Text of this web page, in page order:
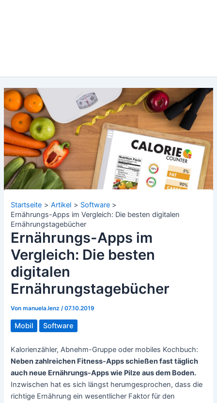
Startseite Artikel
Software
Ernährungs-Apps im Vergleich: Die besten digitalen
Ernährungstagebücher
Ernährungs-Apps im
Vergleich: Die besten
digitalen
Ernährungstagebücher
Vonmanuela.lenz /07.10.2019
Mobil Software
Kalorienzähler, Abnehm-Gruppe oder mobiles Kochbuch:
Neben zahlreichen Fitness-Apps schießen fast täglich
auch neue Ernährungs-Apps wie Pilze aus dem Boden.
Inzwischen hat es sich längst herumgesprochen, dass die
richtige Ernährung ein wesentlicher Faktor für den